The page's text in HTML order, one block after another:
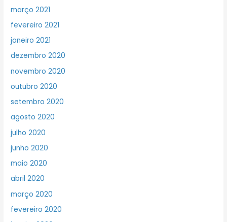
março 2021
fevereiro 2021
janeiro 2021
dezembro 2020
novembro 2020
outubro 2020
setembro 2020
agosto 2020
julho 2020
junho 2020
maio 2020
abril 2020
março 2020
fevereiro 2020